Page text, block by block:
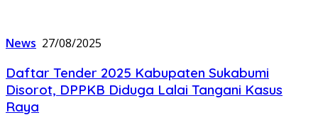
News 27/08/2025
Daftar Tender 2025 Kabupaten Sukabumi
Disorot, DPPKB Diduga Lalai Tangani Kasus
Raya